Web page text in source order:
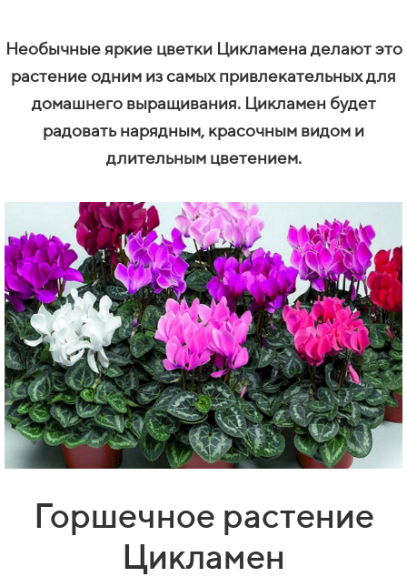
Необычные яркие цветки Цикламена делают это
растение одним из самых привлекательных для
домашнего выращивания. Цикламен будет
радовать нарядным, красочным видом и
длительным цветением.
Горшечное растение
Цикламен